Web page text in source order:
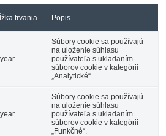
trvania Popis
Súbory cookie sa používajú
na uloženie súhlasu
používateľa s ukladaním
súborov cookie v kategórii
„Analytické“.
Súbory cookie sa používajú
na uloženie súhlasu
používateľa s ukladaním
súborov cookie v kategórii
„Funkčné“.